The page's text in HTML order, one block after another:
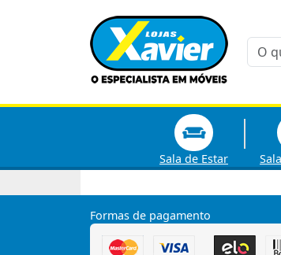
Sala de Estar
Formas de pagamento